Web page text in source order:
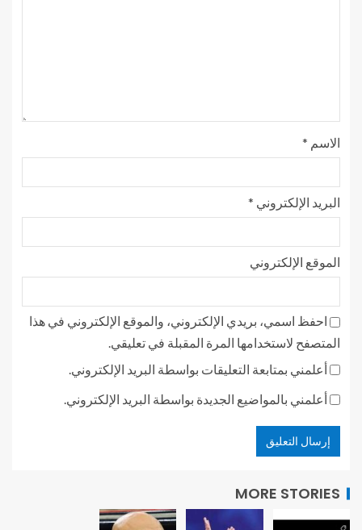
الاسم *
البريد الإلكتروني *
الموقع الإلكتروني
احفظ اسمي، بريدي الإلكتروني، والموقع الإلكتروني في هذا
المتصفح لاستخدامها المرة المقبلة في تعليقي.
أعلمني بمتابعة التعليقات بواسطة البريد الإلكتروني.
أعلمني بالمواضيع الجديدة بواسطة البريد الإلكتروني.
MORE STORIES